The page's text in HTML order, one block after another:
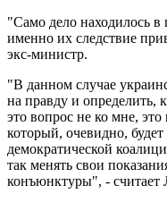
"Само дело находилось в
именно их следствие
экс-министр.
"В данном случае
на правду и определить,
это вопрос не ко мне,
который, очевидно,
демократической
так менять свои
конъюнктуры", - считает